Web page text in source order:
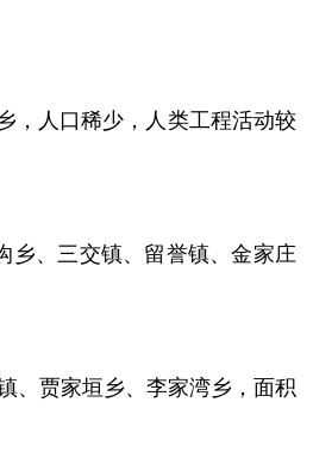
，人口稀少，人类工程活动较
乡、三交镇、留誉镇、金家庄
、贾家垣乡、李家湾乡，面积